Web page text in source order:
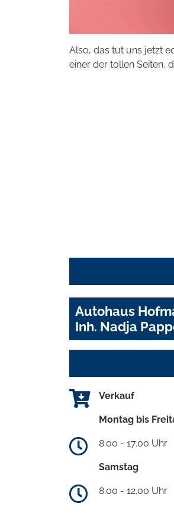
Also, das tut uns jetzt
einer der tollen Seiten,
Autohaus
Inh. Nadja
Verkauf
Montag bis
8.00 - 17.00 Uhr
Samstag
8.00 - 12.00 Uhr